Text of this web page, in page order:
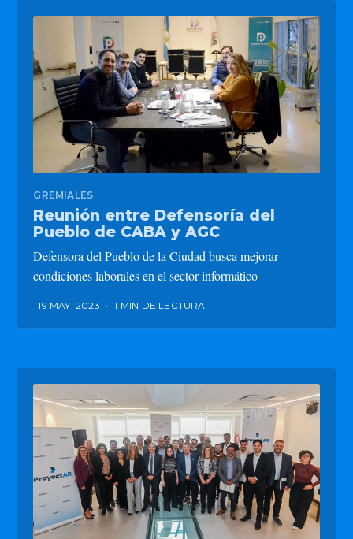
GREMIALES
Reunión entre Defensoría del
Pueblo de CABA y AGC
Defensora del Pueblo de la Ciudad busca mejorar
condiciones laborales en el sector informático
19 MAY. 2023 • 1 MIN DE LECTURA